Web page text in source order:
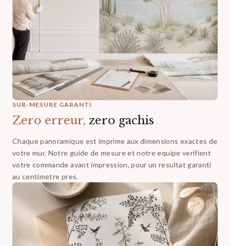
SUR-MESURE GARANTI
Zero erreur, zero gachis
Chaque panoramique est imprime aux dimensions exactes de
votre mur. Notre guide de mesure et notre equipe verifient
votre commande avant impression, pour un resultat garanti
au centimetre pres.